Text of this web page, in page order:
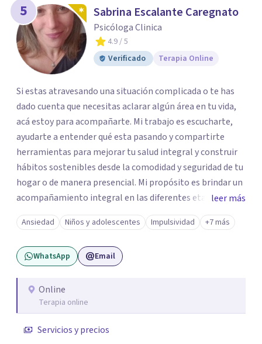
5 Sabrina Escalante Caregnato
Psicóloga Clinica
4.9/ 5
Verificado
Terapia Online
Si estas atravesando una situación complicada o te has
dado cuenta que necesitas aclarar algún área en tu vida,
acá estoy para acompañarte. Mi trabajo es escucharte,
ayudarte a entender qué esta pasando y compartirte
herramientas para mejorar tu salud integral y construir
hábitos sostenibles desde la comodidad y seguridad de tu
hogar o de manera presencial. Mi propósito es brindar un
acompañamiento integral en las diferentes etapas de la
vida, adaptando la intervención a las necesidades de cada
momento del ciclo vital. Un espacio enteramente
confidencial y seguro, con flexibilidad de horarios y una
atención personalizada. Durante mi trayectoria los
y enfoque integral. Estoy a un mensaje de whatsapp si
necesitas orientación "Tu bienestar es la prioridad, sin
leer más
Ansiedad Niños y adolescentes Impulsividad +7 más
WhatsApp Email
Online
Terapia online
Servicios y precios